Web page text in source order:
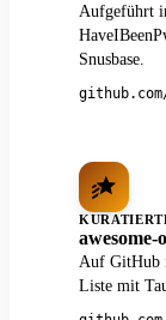
Aufgeführt
Snusbase.
awesome-
Auf GitHub
Liste mit